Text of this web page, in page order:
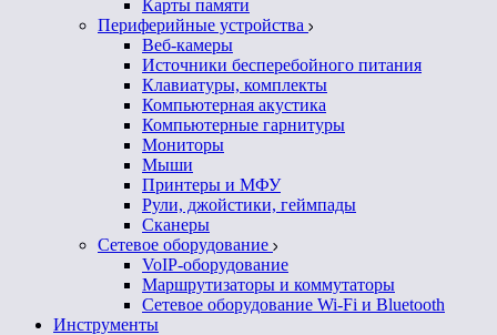
Карты памяти
Периферийные устройства
Веб-камеры
Источники бесперебойного питания
Клавиатуры, комплекты
Компьютерная акустика
Компьютерные гарнитуры
Мониторы
Мыши
Принтеры и МФУ
Рули, джойстики, геймпады
Сканеры
Сетевое оборудование
VoIP-оборудование
Маршрутизаторы и коммутаторы
Сетевое оборудование Wi-Fi и Bluetooth
Инструменты